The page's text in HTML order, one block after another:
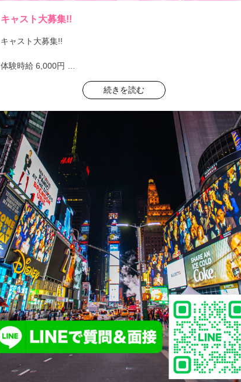
キャスト大募集!!
キャスト大募集!!
体験時給 6,000円
詳しい求人情報はコチラから
↓↓↓↓↓
続きを読む